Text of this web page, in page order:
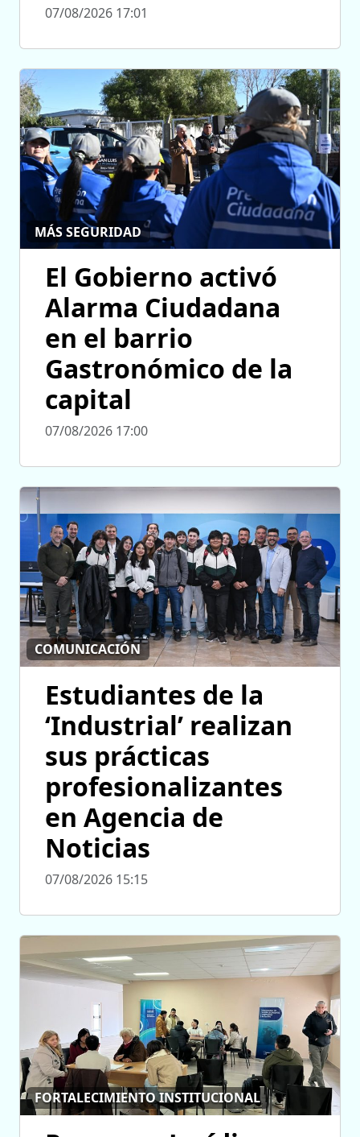
07/08/2026 17:01
MÁS SEGURIDAD
El Gobierno activó
Alarma Ciudadana
en el barrio
Gastronómico de la
capital
07/08/2026 17:00
COMUNICACIÓN
Estudiantes de la
‘Industrial’ realizan
sus prácticas
profesionalizantes
en Agencia de
Noticias
07/08/2026 15:15
FORTALECIMIENTO INSTITUCIONAL